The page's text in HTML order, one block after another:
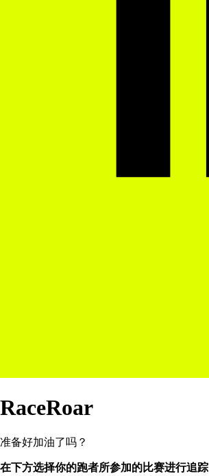
RaceRoar
准备好加油了吗？
在下方选择你的跑者所参加的比赛进行追踪